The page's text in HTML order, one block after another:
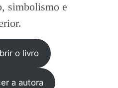
simbolismo e
o livro
a autora